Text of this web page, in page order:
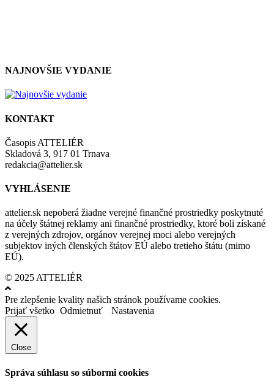
NAJNOVŠIE VYDANIE
KONTAKT
Časopis ATTELIÉR
Skladová 3, 917 01 Trnava
redakcia@attelier.sk
VYHLÁSENIE
attelier.sk nepoberá žiadne verejné finančné prostriedky poskytnuté
na účely štátnej reklamy ani finančné prostriedky, ktoré boli získané
z verejných zdrojov, orgánov verejnej moci alebo verejných
subjektov iných členských štátov EÚ alebo tretieho štátu (mimo
EÚ).
© 2025 ATTELIÉR
Pre zlepšenie kvality našich stránok používame cookies.
Prijať všetko Odmietnuť Nastavenia
Close
Správa súhlasu so súbormi cookies